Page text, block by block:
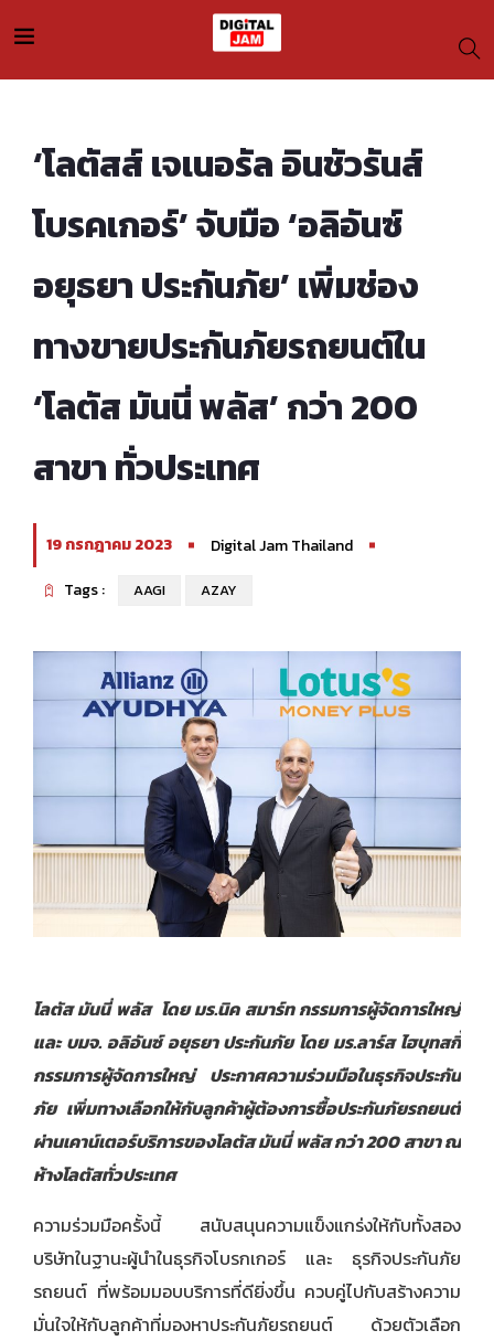
‘โลตัสส์ เจเนอรัล อินชัวรันส์
โบรคเกอร์’ จับมือ ‘อลิอันซ์
อยุธยา ประกันภัย’ เพิ่มช่อง
ทางขายประกันภัยรถยนต์ใน
‘โลตัส มันนี่ พลัส’ กว่า 200
สาขา ทั่วประเทศ
19 กรกฎาคม 2023
Digital Jam Thailand
Tags :
AAGI AZAY
โลตัส มันนี่ พลัส โดย มร.นิค สมาร์ท กรรมการผู้จัดการใหญ่
และ บมจ. อลิอันซ์ อยุธยา ประกันภัย โดย มร.ลาร์ส ไฮบุทสกี้
กรรมการผู้จัดการใหญ่ ประกาศความร่วมมือในธุรกิจประกัน
ภัย เพิ่มทางเลือกให้กับลูกค้าผู้ต้องการซื้อประกันภัยรถยนต์
ผ่านเคาน์เตอร์บริการของโลตัส มันนี่ พลัส กว่า200 สาขา ณ
ห้างโลตัสทั่วประเทศ
ความร่วมมือครั้งนี้ สนับสนุนความแข็งแกร่งให้กับทั้งสอง
บริษัทในฐานะผู้นำในธุรกิจโบรกเกอร์ และ ธุรกิจประกันภัย
รถยนต์ ที่พร้อมมอบบริการที่ดียิ่งขึ้น ควบคู่ไปกับสร้างความ
มั่นใจให้กับลูกค้าที่มองหาประกันภัยรถยนต์ ด้วยตัวเลือก